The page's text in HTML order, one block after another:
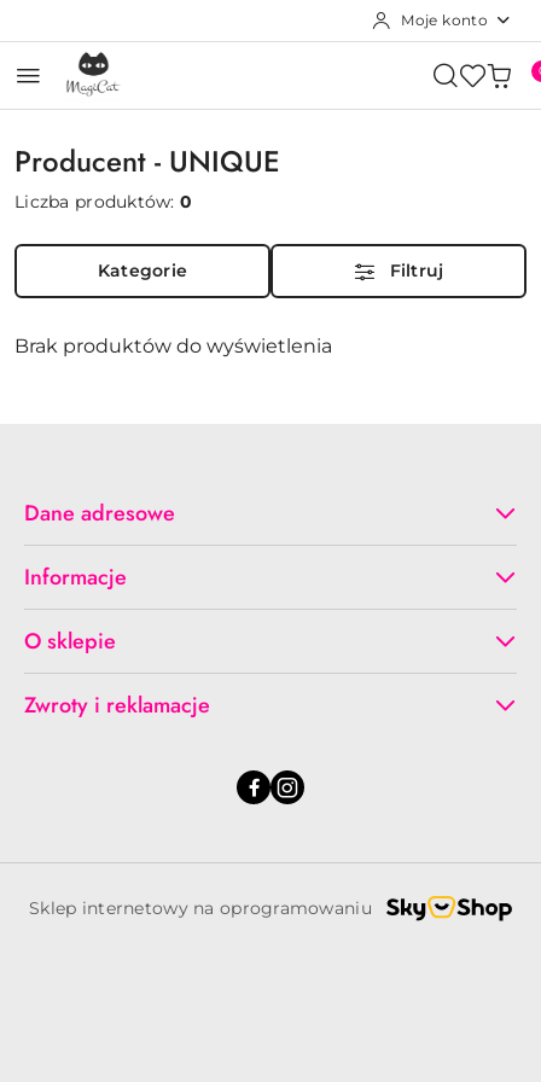
Moje konto
Producent - UNIQUE
Liczba produktów:0
Kategorie Filtruj
Brak produktów do wyświetlenia
Dane adresowe
Informacje
O sklepie
Zwroty i reklamacje
Sklep internetowy na oprogramowaniu